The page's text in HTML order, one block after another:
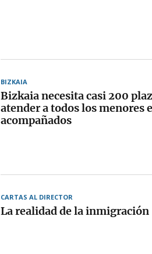
BIZKAIA
Bizkaia necesita casi 200
atender a todos los menores
acompañados
CARTAS AL DIRECTOR
La realidad de la inmigración